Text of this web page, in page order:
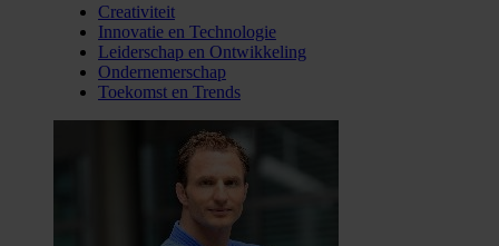
Creativiteit
Innovatie en Technologie
Leiderschap en Ontwikkeling
Ondernemerschap
Toekomst en Trends